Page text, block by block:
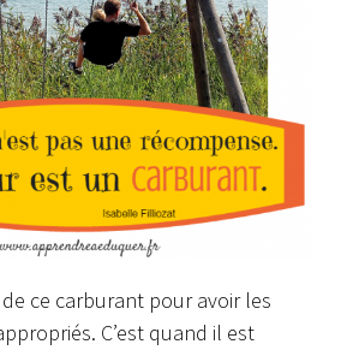
de ce carburant pour avoir les
C’est quand il est